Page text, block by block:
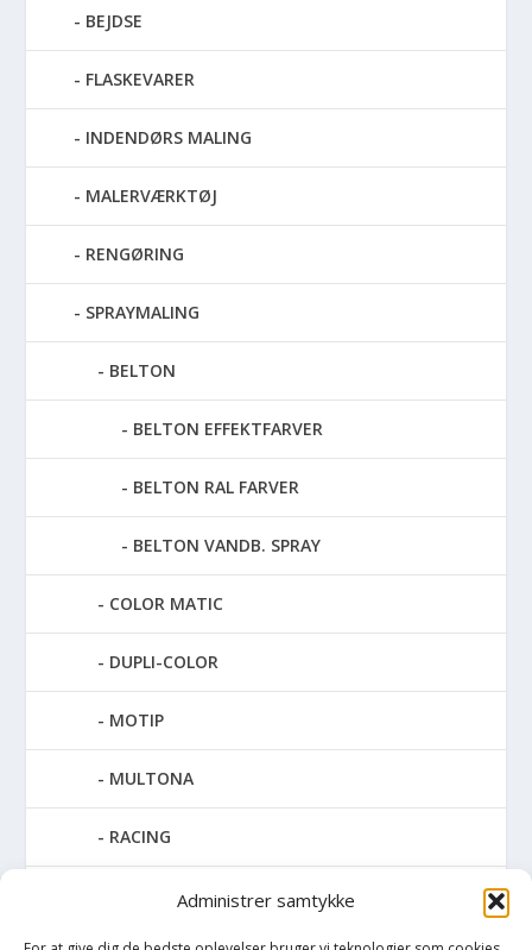
Administrer samtykke
BEJDSE
FLASKEVARER
INDENDØRS MALING
MALERVÆRKTØJ
RENGØRING
SPRAYMALING
BELTON
BELTON EFFEKTFARVER
BELTON RAL FARVER
BELTON VANDB. SPRAY
COLOR MATIC
DUPLI-COLOR
MOTIP
MULTONA
RACING
SPECIAL SPRAY